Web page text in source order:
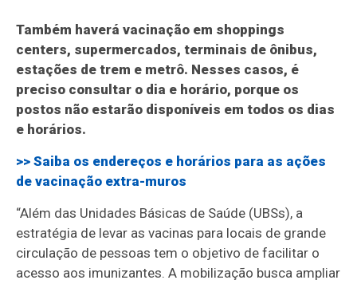
Também haverá vacinação em shoppings
centers, supermercados, terminais de ônibus,
estações de trem e metrô. Nesses casos, é
preciso consultar o dia e horário, porque os
postos não estarão disponíveis em todos os dias
e horários.
>> Saiba os endereços e horários para as ações
de vacinação extra-muros
“Além das Unidades Básicas de Saúde (UBSs), a
estratégia de levar as vacinas para locais de grande
circulação de pessoas tem o objetivo de facilitar o
acesso aos imunizantes. A mobilização busca ampliar